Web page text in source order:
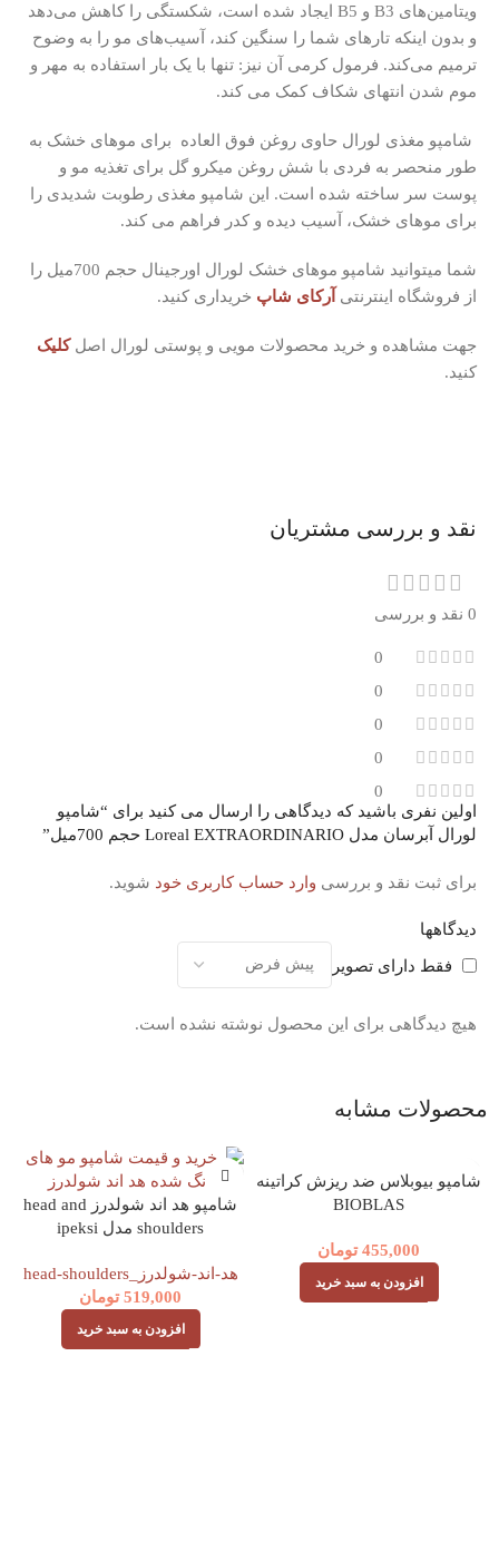
ویتامین‌های B3 و B5 ایجاد شده است، شکستگی را کاهش می‌دهد
و بدون اینکه تارهای شما را سنگین کند، آسیب‌های مو را به وضوح
ترمیم می‌کند. فرمول کرمی آن نیز: تنها با یک بار استفاده به مهر و
موم شدن انتهای شکاف کمک می کند.
شامپو مغذی لورال حاوی روغن فوق العاده برای موهای خشک به
طور منحصر به فردی با شش روغن میکرو گل برای تغذیه مو و
پوست سر ساخته شده است. این شامپو مغذی رطوبت شدیدی را
برای موهای خشک، آسیب دیده و کدر فراهم می کند.
شما میتوانید شامپو موهای خشک لورال اورجینال حجم 700میل را
از فروشگاه اینترنتی آرکای شاپ خریداری کنید.
جهت مشاهده و خرید محصولات مویی و پوستی لورال اصلکلیک
کنید.
نقد و بررسی مشتریان
0 نقد و بررسی
0
0
0
0
0
دیدگاهها
فقط دارای تصویر
هیچ دیدگاهی برای این محصول نوشته نشده است.
اولین نفری باشید که دیدگاهی را ارسال می کنید برای “شامپو
لورال آبرسان مدل Loreal EXTRAORDINARIO حجم 700میل”
برای ثبت نقد و بررسی وارد حساب کاربری خود شوید.
محصولات مشابه
شامپو بیوبلاس ضد ریزش کراتینه
BIOBLAS
455,000 تومان
افزودن به سبد خرید
شامپو هد اند شولدرز head and
shoulders مدل ipeksi
هد-اند-شولدرز_head-shoulders
519,000 تومان
افزودن به سبد خرید